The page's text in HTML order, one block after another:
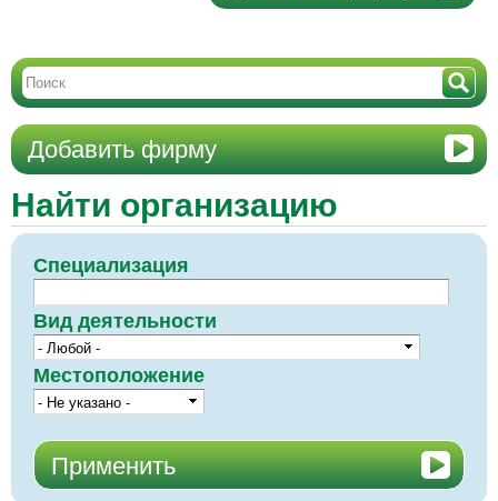
Добавить фирму
Найти организацию
Специализация
Вид деятельности
Местоположение